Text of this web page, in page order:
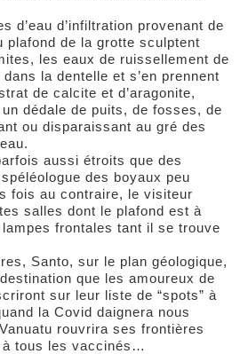
d’eau d’infiltration provenant de
plafond de la grotte sculptent
les eaux de ruissellement de
la dentelle et s’en prennent
de calcite et d’aragonite,
dédale de puits, de fosses, de
ou disparaissant au gré des
aussi étroits que des
des boyaux peu
fois au contraire, le visiteur
salles dont le plafond est à
frontales tant il se trouve
Santo, sur le plan géologique,
que les amoureux de
sur leur liste de “spots” à
la Covid daignera nous
rouvrira ses frontières
à tous les vaccinés…